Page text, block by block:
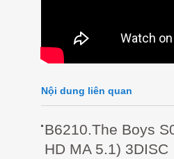
Nội dung liên quan
B6210.The Boys
HD MA 5.1) 3DISC